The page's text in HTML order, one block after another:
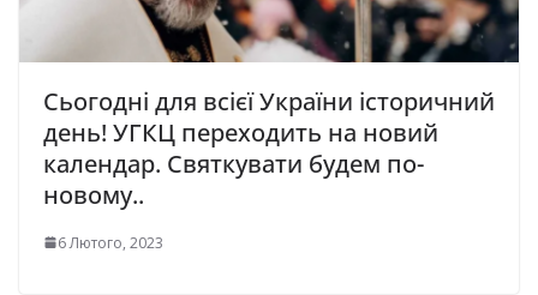
Сьогодні для всієї України історичний
день! УГКЦ переходить на новий
календар. Святкувати будем по-
новому..
6 Лютого, 2023